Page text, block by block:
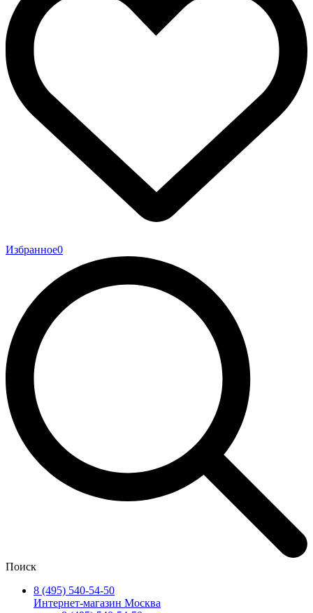
Избранное0
Поиск
8 (495) 540-54-50
Интернет-магазин Москва